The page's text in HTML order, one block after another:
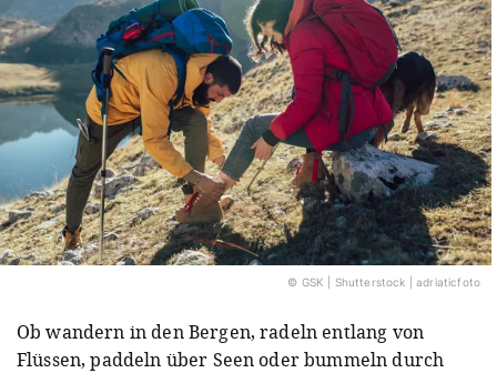
© GSK | Shutterstock | adriaticfoto
Ob wandern in den Bergen, radeln entlang von
Flüssen, paddeln über Seen oder bummeln durch